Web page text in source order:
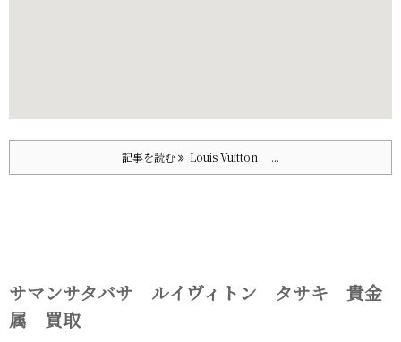
記事を読む Louis Vuitton ...
サマンサタバサ ルイヴィトン タサキ 貴金
属 買取